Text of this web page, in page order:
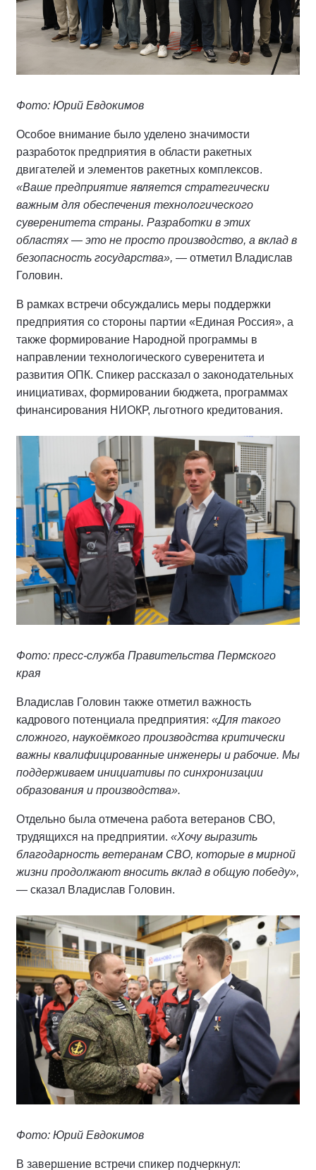
Фото: Юрий Евдокимов
Особое внимание было уделено значимости
разработок предприятия в области ракетных
двигателей и элементов ракетных комплексов.
«Ваше предприятие является стратегически
важным для обеспечения технологического
суверенитета страны. Разработки в этих
областях — это не просто производство, а вклад в
безопасность государства», — отметил Владислав
Головин.
В рамках встречи обсуждались меры поддержки
предприятия со стороны партии «Единая Россия», а
также формирование Народной программы в
направлении технологического суверенитета и
развития ОПК. Спикер рассказал о законодательных
инициативах, формировании бюджета, программах
финансирования НИОКР, льготного кредитования.
Фото: пресс-служба Правительства Пермского
края
Владислав Головин также отметил важность
кадрового потенциала предприятия: «Для такого
сложного, наукоёмкого производства критически
важны квалифицированные инженеры и рабочие. Мы
поддерживаем инициативы по синхронизации
образования и производства».
Отдельно была отмечена работа ветеранов СВО,
трудящихся на предприятии. «Хочу выразить
благодарность ветеранам СВО, которые в мирной
жизни продолжают вносить вклад в общую победу»,
— сказал Владислав Головин.
Фото: Юрий Евдокимов
В завершение встречи спикер подчеркнул: